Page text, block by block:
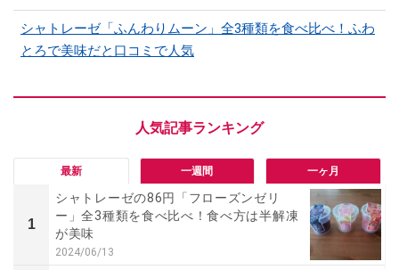
シャトレーゼ「ふんわりムーン」全3種類を食べ比べ！ふわ
とろで美味だと口コミで人気
最新 一週間 一ヶ月
1
シャトレーゼの86円「フローズンゼリ
ー」全3種類を食べ比べ！食べ方は半解凍
が美味
2024/06/13